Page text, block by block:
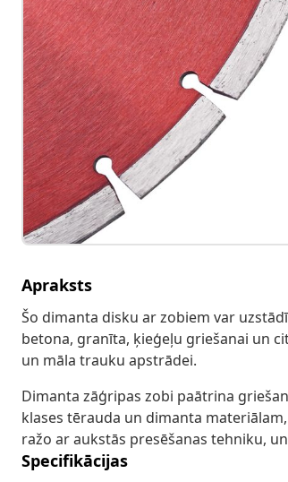
Apraksts
Šo dimanta disku ar zobiem var
betona, granīta, ķieģeļu griešanai un
un māla trauku apstrādei.
Dimanta zāģripas zobi paātrina
klases tērauda un dimanta
ražo ar aukstās presēšanas tehniku,
Specifikācijas